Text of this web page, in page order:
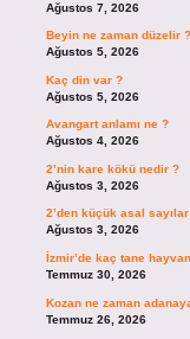
Ağustos 7, 2026
Beyin ne zaman düzelir ?
Ağustos 5, 2026
Kaç din var ?
Ağustos 5, 2026
Avangart anlamı ne ?
Ağustos 4, 2026
2’nin kare kökü nedir ?
Ağustos 3, 2026
2’den küçük asal
Ağustos 3, 2026
İzmir’de kaç tane
Temmuz 30, 2026
Kozan ne zaman
Temmuz 26, 2026